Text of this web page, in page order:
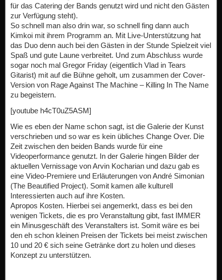
für das Catering der Bands genutzt wird und nicht den Gästen
zur Verfügung steht).
So schnell man also drin war, so schnell fing dann auch
Kimkoi mit ihrem Programm an. Mit Live-Unterstützung hat
das Duo denn auch bei den Gästen in der Stunde Spielzeit viel
Spaß und gute Laune verbreitet. Und zum Abschluss wurde
sogar noch mal Gregor Friday (eigentlich Vlad in Tears
Gitarist) mit auf die Bühne geholt, um zusammen der Cover-
Version von Rage Against The Machine – Killing In The Name
zu begeistern.
[youtube h4cT0uZ5ASM]
Wie es eben der Name schon sagt, ist die Galerie der Kunst
verschrieben und so war es kein übliches Change Over. Die
Zeit zwischen den beiden Bands wurde für eine
Videoperformance genutzt. In der Galerie hingen Bilder der
aktuellen Vernissage von Arvin Kocharian und dazu gab es
eine Video-Premiere und Erläuterungen von André Simonian
(The Beautified Project). Somit kamen alle kulturell
Interessierten auch auf ihre Kosten.
Apropos Kosten. Hierbei sei angemerkt, dass es bei den
wenigen Tickets, die es pro Veranstaltung gibt, fast IMMER
ein Minusgeschäft des Veranstalters ist. Somit wäre es bei
den eh schon kleinen Preisen der Tickets bei meist zwischen
10 und 20 € sich seine Getränke dort zu holen und dieses
Konzept zu unterstützen.